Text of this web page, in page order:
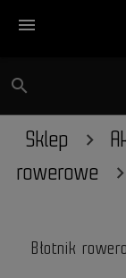
menu
search
Sklep
rowerowe
Błotnik